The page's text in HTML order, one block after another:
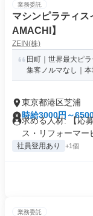
業務委託
マシンピラティ
AMACHI】
ZEIN(株)
田町｜世界最大ピ
集客ノルマなし｜
東京都港区芝浦
時給3000円～
求める人材: 【応
ス・リフォーマー
社員登用あり +1個
業務委託